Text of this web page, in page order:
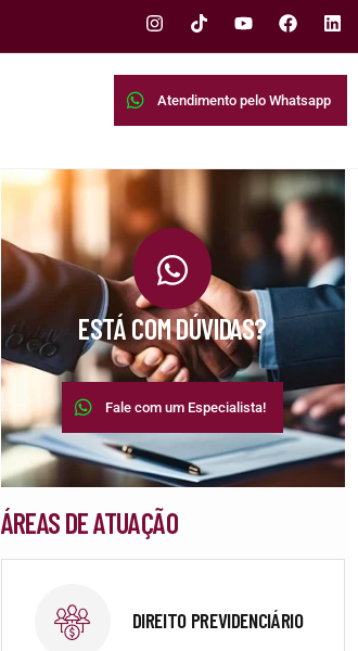
Atendimento pelo Whatsapp
ESTÁ COM DÚVIDAS?
Fale com um Especialista!
ÁREAS DE ATUAÇÃO
DIREITO PREVIDENCIÁRIO